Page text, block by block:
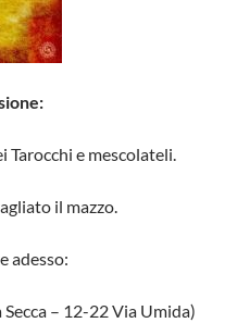
Tarocchi e mescolateli.
il mazzo.
adesso:
– 12-22 Via Umida)